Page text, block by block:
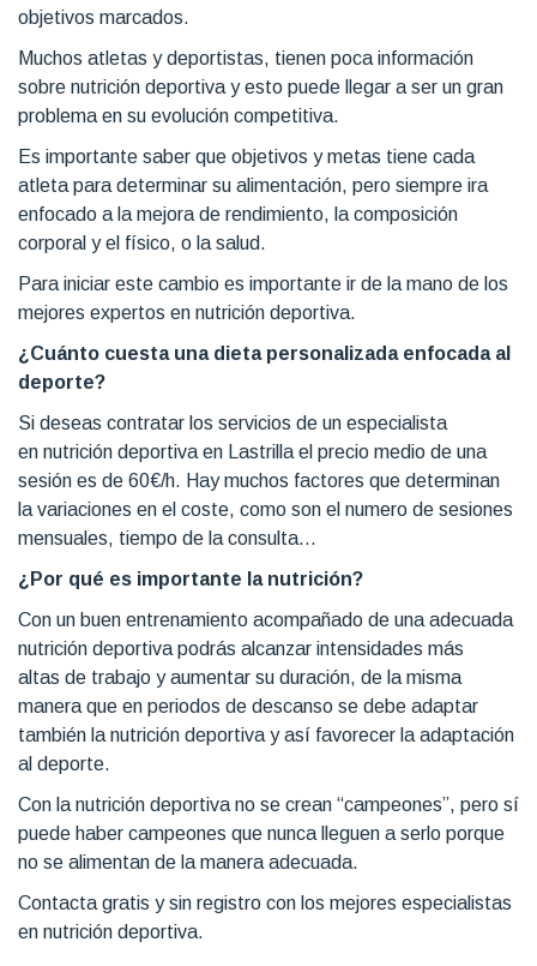
objetivos marcados.
Muchos atletas y deportistas, tienen poca información
sobre nutrición deportiva y esto puede llegar a ser un gran
problema en su evolución competitiva.
Es importante saber que objetivos y metas tiene cada
atleta para determinar su alimentación, pero siempre ira
enfocado a la mejora de rendimiento, la composición
corporal y el físico, o la salud.
Para iniciar este cambio es importante ir de la mano de los
mejores expertos en nutrición deportiva.
¿Cuánto cuesta una dieta personalizada enfocada al
deporte?
Si deseas contratar los servicios de un especialista
en nutrición deportiva en Lastrilla el precio medio de una
sesión es de 60€/h. Hay muchos factores que determinan
la variaciones en el coste, como son el numero de sesiones
mensuales, tiempo de la consulta...
¿Por qué es importante la nutrición?
Con un buen entrenamiento acompañado de una adecuada
nutrición deportiva podrás alcanzar intensidades más
altas de trabajo y aumentar su duración, de la misma
manera que en periodos de descanso se debe adaptar
también la nutrición deportiva y así favorecer la adaptación
al deporte.
Con la nutrición deportiva no se crean “campeones”, pero sí
puede haber campeones que nunca lleguen a serlo porque
no se alimentan de la manera adecuada.
Contacta gratis y sin registro con los mejores especialistas
en nutrición deportiva.